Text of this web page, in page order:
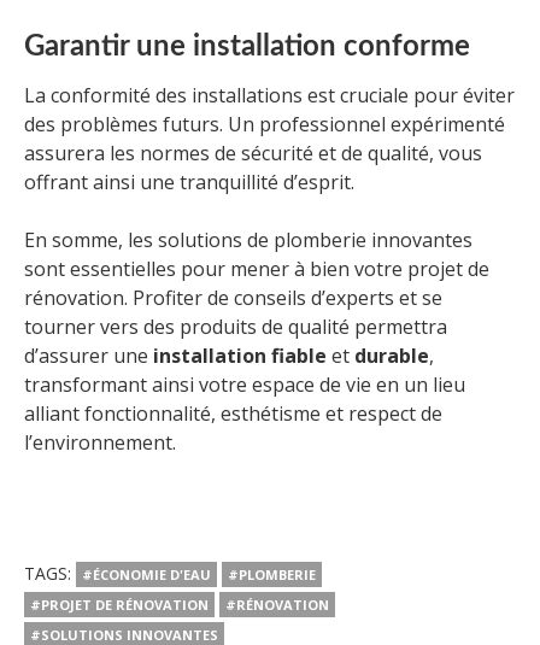
Garantir une installation conforme
La conformité des installations est cruciale pour éviter
des problèmes futurs. Un professionnel expérimenté
assurera les normes de sécurité et de qualité, vous
offrant ainsi une tranquillité d’esprit.
En somme, les solutions de plomberie innovantes
sont essentielles pour mener à bien votre projet de
rénovation. Profiter de conseils d’experts et se
tourner vers des produits de qualité permettra
d’assurer une installation fiable et durable,
transformant ainsi votre espace de vie en un lieu
alliant fonctionnalité, esthétisme et respect de
l’environnement.
TAGS: #ÉCONOMIE D'EAU
#PLOMBERIE
#PROJET DE RÉNOVATION
#RÉNOVATION
#SOLUTIONS INNOVANTES